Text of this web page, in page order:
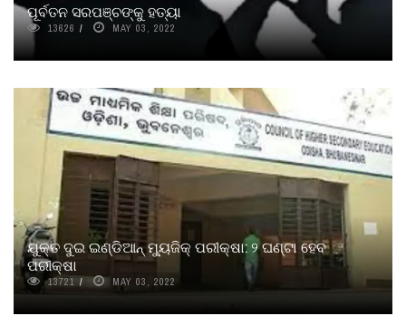
ପୂର୍ବତନ ସରପଞ୍ଚଙ୍କୁ ହତ୍ୟା
13626 MAY 03, 2022
ଯୁକ୍ତ ଦୁଇ ଇଣ୍ଡିଆନ୍ ମ୍ୟୁଜିକ୍ ପରୀକ୍ଷା: ୨ ଘଣ୍ଟା ହେବ
ପରୀକ୍ଷା
13721 MAY 03, 2022